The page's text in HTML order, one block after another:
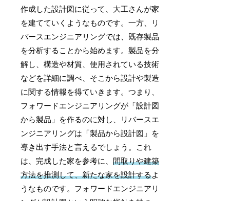
作成した設計図に従って、大工さんが家
を建てていくようなものです。一方、リ
バースエンジニアリングでは、既存製品
を分析することから始めます。製品を分
解し、構造や材質、使用されている技術
などを詳細に調べ、そこから設計や製造
に関する情報を得ていきます。つまり、
フォワードエンジニアリングが「設計図
から製品」を作るのに対し、リバースエ
ンジニアリングは「製品から設計図」を
導き出す手法と言えるでしょう。これ
は、完成した家を参考に、間取りや建築
方法を推測して、新たな家を設計するよ
うなものです。フォワードエンジニアリ